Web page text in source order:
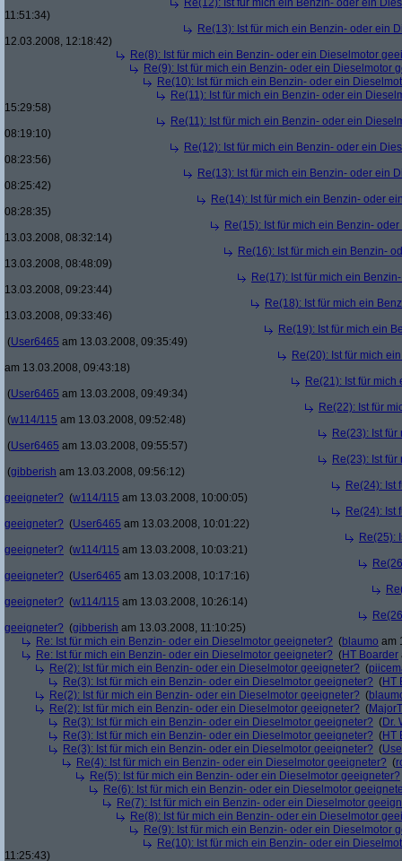
Re(12): Ist für mich ein Benzin- oder ein
11:51:34)
Re(13): Ist für mich ein Benzin- oder ein
12.03.2008, 12:18:42)
Re(8): Ist für mich ein Benzin- oder ein Dieselmotor
Re(9): Ist für mich ein Benzin- oder ein Dieselmotor
Re(10): Ist für mich ein Benzin- oder ein
Re(11): Ist für mich ein Benzin- oder ein
15:29:58)
Re(11): Ist für mich ein Benzin- oder ein
08:19:10)
Re(12): Ist für mich ein Benzin- oder ein
08:23:56)
Re(13): Ist für mich ein Benzin- oder ein
08:25:42)
Re(14): Ist für mich ein Benzin- oder
08:28:35)
Re(15): Ist für mich ein Benzin-
13.03.2008, 08:32:14)
Re(16): Ist für mich ein Benzin-
13.03.2008, 08:48:09)
Re(17): Ist für mich ein
13.03.2008, 09:23:44)
Re(18): Ist für mich ein
13.03.2008, 09:33:46)
Re(19): Ist für mich ein
(User6465 am 13.03.2008, 09:35:49)
Re(20): Ist für mich
am 13.03.2008, 09:43:18)
Re(21): Ist für
(User6465 am 13.03.2008, 09:49:34)
Re(22): Ist für
(w114/115 am 13.03.2008, 09:52:48)
Re(23): Ist
(User6465 am 13.03.2008, 09:55:57)
Re(23): Ist
(gibberish am 13.03.2008, 09:56:12)
Re(24): Ist
geeigneter? (w114/115 am 13.03.2008, 10:00:05)
Re(24): Ist
geeigneter? (User6465 am 13.03.2008, 10:01:22)
Re(25):
geeigneter? (w114/115 am 13.03.2008, 10:03:21)
geeigneter? (User6465 am 13.03.2008, 10:17:16)
geeigneter? (w114/115 am 13.03.2008, 10:26:14)
geeigneter? (gibberish am 13.03.2008, 11:10:25)
Re: Ist für mich ein Benzin- oder ein Dieselmotor geeigneter? (blaumo am
Re: Ist für mich ein Benzin- oder ein Dieselmotor geeigneter? (HT Boarder
Re(2): Ist für mich ein Benzin- oder ein Dieselmotor geeigneter? (
Re(3): Ist für mich ein Benzin- oder ein Dieselmotor geeigneter? (HT
Re(2): Ist für mich ein Benzin- oder ein Dieselmotor geeigneter? (
Re(2): Ist für mich ein Benzin- oder ein Dieselmotor geeigneter? (
Re(3): Ist für mich ein Benzin- oder ein Dieselmotor geeigneter? (Dr.
Re(3): Ist für mich ein Benzin- oder ein Dieselmotor geeigneter? (HT
Re(3): Ist für mich ein Benzin- oder ein Dieselmotor geeigneter? (
Re(4): Ist für mich ein Benzin- oder ein Dieselmotor geeigneter? (
Re(5): Ist für mich ein Benzin- oder ein Dieselmotor geeigneter?
Re(6): Ist für mich ein Benzin- oder ein Dieselmotor
Re(7): Ist für mich ein Benzin- oder ein Dieselmotor
Re(8): Ist für mich ein Benzin- oder ein Dieselmotor
Re(9): Ist für mich ein Benzin- oder ein Dieselmotor
Re(10): Ist für mich ein Benzin- oder ein
11:25:43)